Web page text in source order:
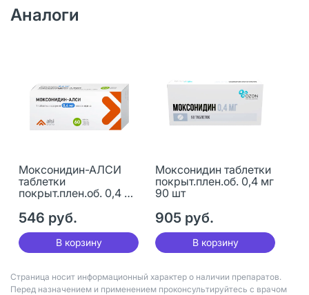
Аналоги
Моксонидин-АЛСИ
таблетки
покрыт.плен.об. 0,4 мг
546 руб.
В корзину
Моксонидин таблетки
покрыт.плен.об. 0,4 мг
90 шт
905 руб.
В корзину
Страница носит информационный характер о наличии препаратов.
Перед назначением и применением проконсультируйтесь с врачом